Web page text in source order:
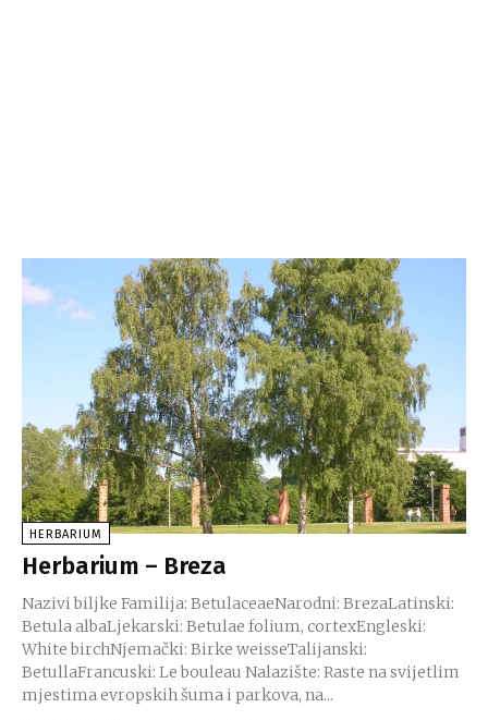
HERBARIUM
Herbarium – Breza
Nazivi biljke Familija: BetulaceaeNarodni: BrezaLatinski:
Betula albaLjekarski: Betulae folium, cortexEngleski:
White birchNjemački: Birke weisseTalijanski:
BetullaFrancuski: Le bouleau Nalazište: Raste na svijetlim
mjestima evropskih šuma i parkova, na...